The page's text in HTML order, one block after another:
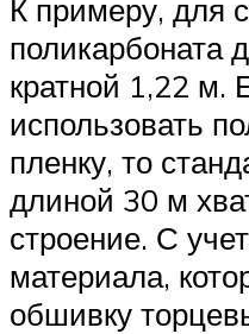
К примеру, для
поликарбоната
кратной 1,22 м.
использовать
пленку, то
длиной 30 м
строение. С
материала,
обшивку